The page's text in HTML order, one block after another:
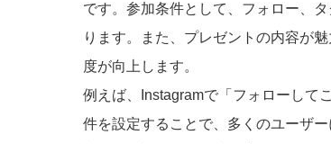
です。参加条件として、フォロー、
ります。また、プレゼントの内容が
度が向上します。
例えば、Instagramで「フォローして
件を設定することで、多くのユーザ